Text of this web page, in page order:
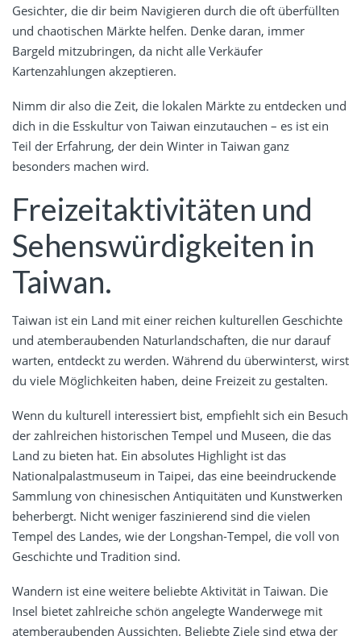
Gesichter, die dir beim Navigieren durch die oft überfüllten
und chaotischen Märkte helfen. Denke daran, immer
Bargeld mitzubringen, da nicht alle Verkäufer
Kartenzahlungen akzeptieren.
Nimm dir also die Zeit, die lokalen Märkte zu entdecken und
dich in die Esskultur von Taiwan einzutauchen – es ist ein
Teil der Erfahrung, der dein Winter in Taiwan ganz
besonders machen wird.
Freizeitaktivitäten und
Sehenswürdigkeiten in
Taiwan.
Taiwan ist ein Land mit einer reichen kulturellen Geschichte
und atemberaubenden Naturlandschaften, die nur darauf
warten, entdeckt zu werden. Während du überwinterst, wirst
du viele Möglichkeiten haben, deine Freizeit zu gestalten.
Wenn du kulturell interessiert bist, empfiehlt sich ein Besuch
der zahlreichen historischen Tempel und Museen, die das
Land zu bieten hat. Ein absolutes Highlight ist das
Nationalpalastmuseum in Taipei, das eine beeindruckende
Sammlung von chinesischen Antiquitäten und Kunstwerken
beherbergt. Nicht weniger faszinierend sind die vielen
Tempel des Landes, wie der Longshan-Tempel, die voll von
Geschichte und Tradition sind.
Wandern ist eine weitere beliebte Aktivität in Taiwan. Die
Insel bietet zahlreiche schön angelegte Wanderwege mit
atemberaubenden Aussichten. Beliebte Ziele sind etwa der